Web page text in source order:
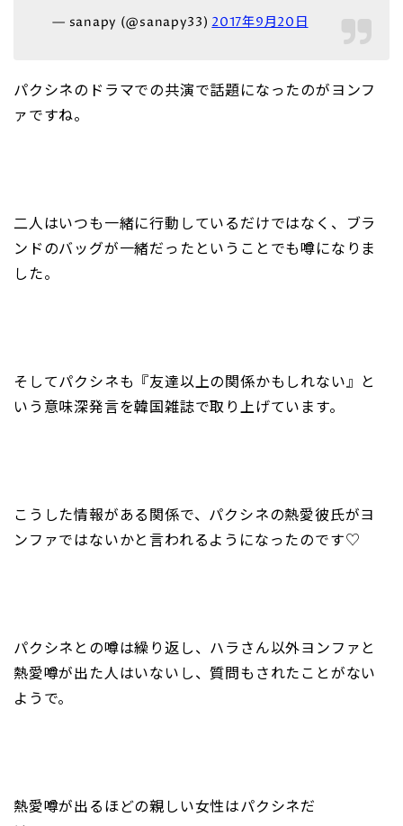
— sanapy (@sanapy33) 2017年9月20日
パクシネのドラマでの共演で話題になったのがヨンフ
ァですね。
二人はいつも一緒に行動しているだけではなく、ブラ
ンドのバッグが一緒だったということでも噂になりま
した。
そしてパクシネも『友達以上の関係かもしれない』と
いう意味深発言を韓国雑誌で取り上げています。
こうした情報がある関係で、パクシネの熱愛彼氏がヨ
ンファではないかと言われるようになったのです♡
パクシネとの噂は繰り返し、ハラさん以外ヨンファと
熱愛噂が出た人はいないし、質問もされたことがない
ようで。
熱愛噂が出るほどの親しい女性はパクシネだ